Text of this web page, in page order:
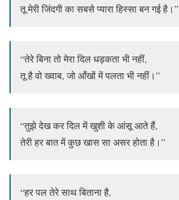
तू मेरी जिंदगी का सबसे प्यारा हिस्सा बन गई है।”
“तेरे बिना तो मेरा दिल धड़कता भी नहीं,
तू है वो ख्वाब, जो आँखों में पलता भी नहीं।”
“तुझे देख कर दिल में खुशी के आंसू आते हैं,
तेरी हर बात में कुछ खास सा असर होता है।”
“हर पल तेरे साथ बिताना है,